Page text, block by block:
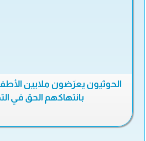
الحوثيون يعرّضون ملايين
بانتهاكهم الحق في